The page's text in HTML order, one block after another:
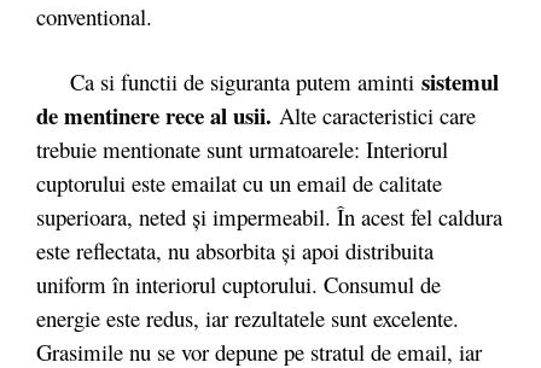
conventional.
Ca si functii de siguranta putem aminti sistemul
de mentinere rece al usii. Alte caracteristici care
trebuie mentionate sunt urmatoarele: Interiorul
cuptorului este emailat cu un email de calitate
superioara, neted şi impermeabil. În acest fel caldura
este reflectata, nu absorbita şi apoi distribuita
uniform în interiorul cuptorului. Consumul de
energie este redus, iar rezultatele sunt excelente.
Grasimile nu se vor depune pe stratul de email, iar